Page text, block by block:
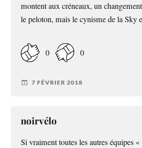
montent aux créneaux, un
le peloton, mais le cynisme de la Sky
0 0
7 FÉVRIER 2018
noirvélo
Si vraiment toutes les autres équipes «